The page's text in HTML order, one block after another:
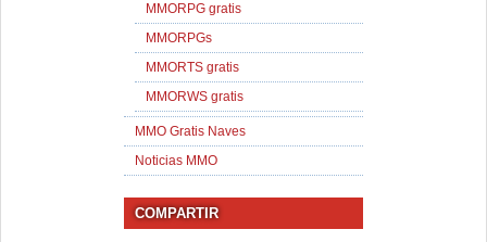
MMORPG gratis
MMORPGs
MMORTS gratis
MMORWS gratis
MMO Gratis Naves
Noticias MMO
COMPARTIR